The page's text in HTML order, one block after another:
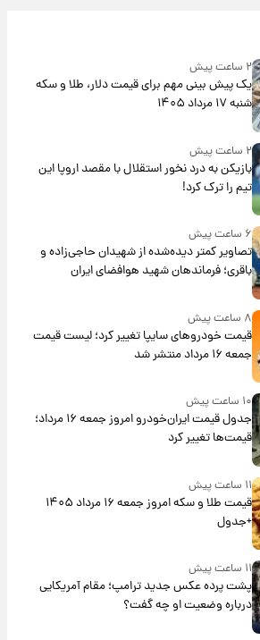
۲ ساعت پیش
یک پیش ‌بینی مهم برای قیمت دلار، طلا و سکه
شنبه ۱۷ مرداد ۱۴۰۵
۲ ساعت پیش
بازیکن به درد نخور استقلال با مقصد اروپا این
تیم را ترک کرد!
۶ ساعت پیش
تصاویر کمتر دیده‌شده از شهیدان حاجی‌زاده و
باقری؛ فرماندهان شهید هوافضای ایران
۸ ساعت پیش
قیمت خودروهای سایپا تغییر کرد؛ لیست قیمت
جمعه ۱۶ مرداد منتشر شد
۱۰ ساعت پیش
جدول قیمت ایران‌خودرو امروز جمعه ۱۶ مرداد؛
قیمت‌ها تغییر کرد
۱۱ ساعت پیش
قیمت طلا و سکه امروز جمعه ۱۶ مرداد ۱۴۰۵
+جدول
۱۱ ساعت پیش
پشت پرده عکس جدید ترامپ؛ مقام آمریکایی
درباره وضعیت او چه گفت؟